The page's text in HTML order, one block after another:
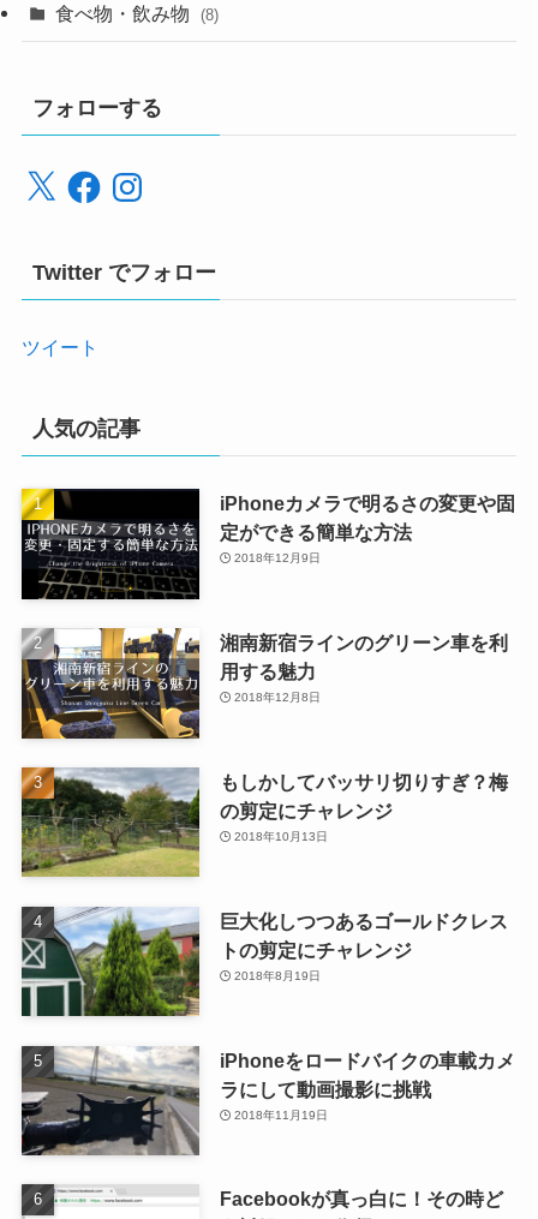
食べ物・飲み物 (8)
フォローする
X FacebookInstagram
Twitter でフォロー
ツイート
人気の記事
iPhoneカメラで明るさの変更や固
定ができる簡単な方法
2018年12月9日
湘南新宿ラインのグリーン車を利
用する魅力
2018年12月8日
もしかしてバッサリ切りすぎ？梅
の剪定にチャレンジ
2018年10月13日
巨大化しつつあるゴールドクレス
トの剪定にチャレンジ
2018年8月19日
iPhoneをロードバイクの車載カメ
ラにして動画撮影に挑戦
2018年11月19日
Facebookが真っ白に！その時ど